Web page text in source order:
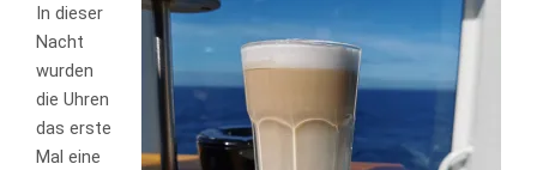
In dieser
Nacht
wurden
die Uhren
das erste
Mal eine